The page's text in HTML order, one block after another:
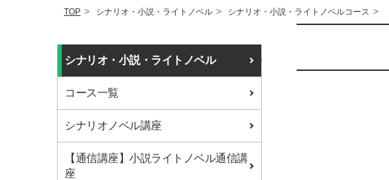
TOP シナリオ・小説・ライトノベル シナリオ・小説・ライトノベルコース
シナリオ・小説・ライトノベル
コース一覧
シナリオノベル講座
【通信講座】小説ライトノベル通信講
座